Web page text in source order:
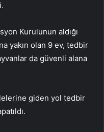
Kurulunun aldığı
yakın olan 9 ev, tedbir
da güvenli alana
giden yol tedbir